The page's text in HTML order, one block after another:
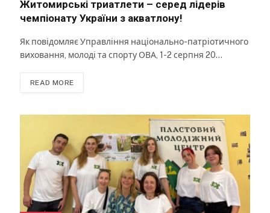
Житомирські триатлети – серед лідерів
чемпіонату України з акватлону!
Як повідомляє Управління національно-патріотичного
виховання, молоді та спорту ОВА, 1-2 серпня 20…
READ MORE